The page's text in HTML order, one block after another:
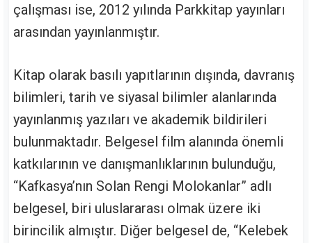
çalışması ise, 2012 yılında Parkkitap yayınları
arasından yayınlanmıştır.
Kitap olarak basılı yapıtlarının dışında, davranış
bilimleri, tarih ve siyasal bilimler alanlarında
yayınlanmış yazıları ve akademik bildirileri
bulunmaktadır. Belgesel film alanında önemli
katkılarının ve danışmanlıklarının bulunduğu,
“Kafkasya’nın Solan Rengi Molokanlar” adlı
belgesel, biri uluslararası olmak üzere iki
birincilik almıştır. Diğer belgesel de, “Kelebek